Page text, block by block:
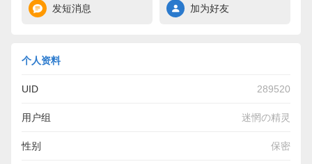
发短消息 加为好友
个人资料
UID 289520
用户组 迷惘の精灵
性别 保密